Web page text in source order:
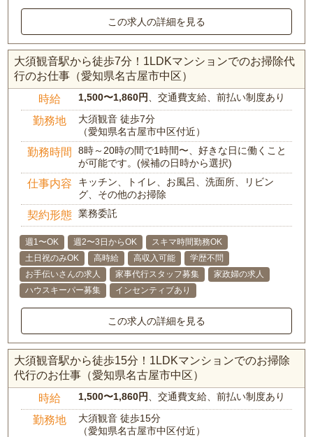
この求人の詳細を見る
大須観音駅から徒歩7分！1LDKマンションでのお掃除代
行のお仕事（愛知県名古屋市中区）
時給 1,500〜1,860円 、交通費支給、前払い制度あり
勤務地
大須観音 徒歩7分
（愛知県名古屋市中区付近）
勤務時間
8時～20時の間で1時間〜、好きな日に働くこと
が可能です。(候補の日時から選択)
仕事内容
キッチン、トイレ、お風呂、洗面所、リビン
グ、その他のお掃除
契約形態 業務委託
週1〜OK 週2〜3日からOK
スキマ時間勤務OK
土日祝のみOK
高時給 高収入可能
学歴不問
お手伝いさんの求人
家事代行スタッフ募集
家政婦の求人
ハウスキーパー募集
インセンティブあり
この求人の詳細を見る
大須観音駅から徒歩15分！1LDKマンションでのお掃除
代行のお仕事（愛知県名古屋市中区）
時給 1,500〜1,860円 、交通費支給、前払い制度あり
勤務地
大須観音 徒歩15分
（愛知県名古屋市中区付近）